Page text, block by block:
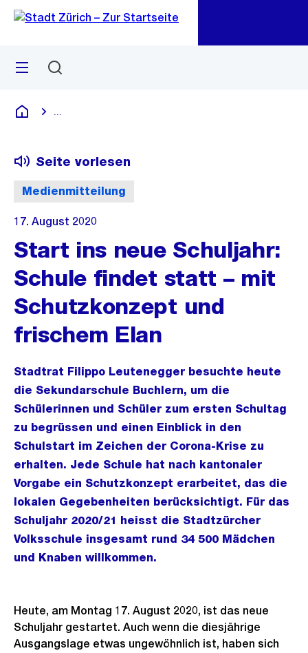
Navigation
Sprunglink
Menü
Deutsch
Medienmitteilung
Seite vorlesen
17. August 2020
Start ins neue Schuljahr:
Schule findet statt – mit
Schutzkonzept und
frischem Elan
Stadtrat Filippo Leutenegger besuchte heute
die Sekundarschule Buchlern, um die
Schülerinnen und Schüler zum ersten Schultag
zu begrüssen und einen Einblick in den
Schulstart im Zeichen der Corona-Krise zu
erhalten. Jede Schule hat nach kantonaler
Vorgabe ein Schutzkonzept erarbeitet, das die
lokalen Gegebenheiten berücksichtigt. Für das
Schuljahr 2020/21 heisst die Stadtzürcher
Volksschule insgesamt rund 34 500 Mädchen
und Knaben willkommen.
Heute, am Montag 17. August 2020, ist das neue
Schuljahr gestartet. Auch wenn die diesjährige
Ausgangslage etwas ungewöhnlich ist, haben sich